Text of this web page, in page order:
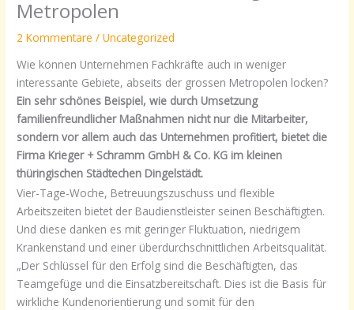
Metropolen
2 Kommentare /Uncategorized
Wie können Unternehmen Fachkräfte auch in weniger
interessante Gebiete, abseits der grossen Metropolen locken?
Ein sehr schönes Beispiel, wie durch Umsetzung
familienfreundlicher Maßnahmen nicht nur die Mitarbeiter,
sondern vor allem auch das Unternehmen profitiert, bietet die
Firma Krieger + Schramm GmbH & Co. KG im kleinen
thüringischen Städtechen Dingelstädt.
Vier-Tage-Woche, Betreuungszuschuss und flexible
Arbeitszeiten bietet der Baudienstleister seinen Beschäftigten.
Und diese danken es mit geringer Fluktuation, niedrigem
Krankenstand und einer überdurchschnittlichen Arbeitsqualität.
„Der Schlüssel für den Erfolg sind die Beschäftigten, das
Teamgefüge und die Einsatzbereitschaft. Dies ist die Basis für
wirkliche Kundenorientierung und somit für den